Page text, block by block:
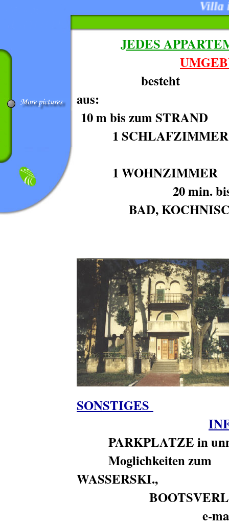
JEDES
besteht
10 m bis zum STRAND
1
1
20 min.
BAD,
SONSTIGES
PARKPLATZE in
Moglichkeiten zum
WASSERSKI.,
e-
Villa